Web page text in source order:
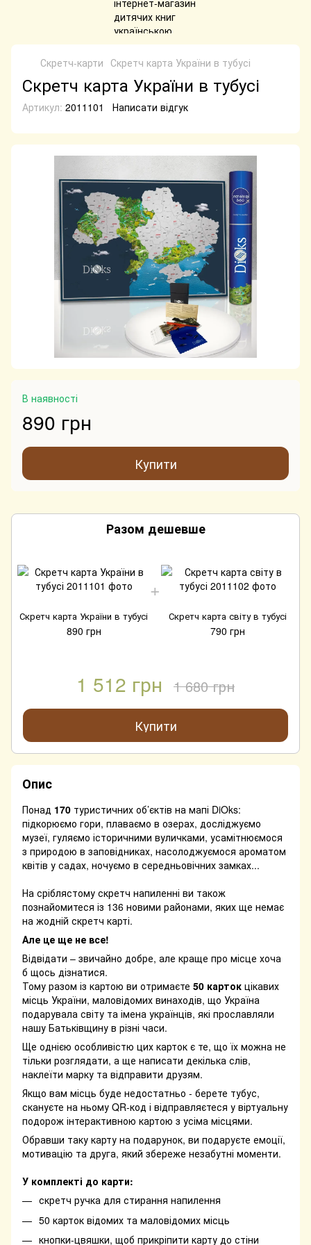
Скретч-карти Скретч карта України в тубусі
Скретч карта України в тубусі
Артикул: 2011101 Написати відгук
В наявності
890 грн
Купити
Разом дешевше
Скретч карта України в тубусі
890 грн
Скретч карта світу в тубусі
790 грн
1 512 грн 1 680 грн
Купити
Опис
Понад 170 туристичних об’єктів на мапі DiOks:
підкорюємо гори, плаваємо в озерах, досліджуємо
музеї, гуляємо історичними вуличками, усамітнюємося
з природою в заповідниках, насолоджуємося ароматом
квітів у садах, ночуємо в середньовічних замках...
На сріблястому скретч напиленні ви також
познайомитеся із 136 новими районами, яких ще немає
на жодній скретч карті.
Але це ще не все!
Відвідати – звичайно добре, але краще про місце хоча
б щось дізнатися.
Тому разом із картою ви отримаєте 50 карток цікавих
місць України, маловідомих винаходів, що Україна
подарувала світу та імена українців, які прославляли
нашу Батьківщину в різні часи.
Ще однією особливістю цих карток є те, що їх можна не
тільки розглядати, а ще написати декілька слів,
наклеїти марку та відправити друзям.
Якщо вам місць буде недостатньо - берете тубус,
скануєте на ньому QR-код і відправляєтеся у віртуальну
подорож інтерактивною картою з усіма місцями.
Обравши таку карту на подарунок, ви подаруєте емоції,
мотивацію та друга, який збереже незабутні моменти.
У комплекті до карти:
скретч ручка для стирання напилення
50 карток відомих та маловідомих місць
кнопки-цвяшки, щоб прикріпити карту до стіни